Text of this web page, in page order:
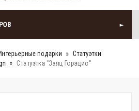
подарки
Cтатуэтки
Статуэтка "Заяц Горацио"